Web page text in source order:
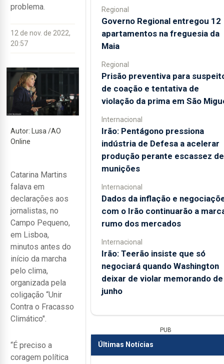
problema.
12 de nov. de 2022,
20:57
Autor: Lusa /AO
Online
Catarina Martins
falava em
declarações aos
jornalistas, no
Campo Pequeno,
em Lisboa,
minutos antes do
início da marcha
pelo clima,
organizada pela
coligação “Unir
Contra o Fracasso
Climático".
“É preciso a
coragem política
Regional
Governo Regional entregou 12
apartamentos na freguesia da
Maia
Regional
Prisão preventiva para
de coação e tentativa de
violação da prima em São
Internacional
Irão: Pentágono pressiona
indústria de Defesa a acelerar
produção perante escassez de
munições
Internacional
Dados da inflação e
com o Irão continuarão a
rumo dos mercados
Internacional
Irão: Teerão insiste que só
negociará quando Washington
deixar de violar memorando de
junho
PUB
Últimas Notícias